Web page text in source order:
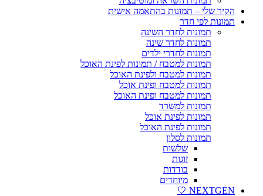
הקיר שלי – תמונות בהתאמה אישית
תמונות לפי חדר
תמונות לחדר השינה
תמונות לחדר שינה
תמונות לחדרי ילדים
תמונות למטבח / תמונות לפינת האוכל
תמונות למטבח ולפינת האוכל
תמונות למטבח ופינת אוכל
תמונות למטבח ופינת האוכל
תמונות למשרד
תמונות לפינת אוכל
תמונות לפינת האוכל
תמונות לסלון
שלשות
זוגות
בודדות
מיוחדים
NEXTGEN 🤍